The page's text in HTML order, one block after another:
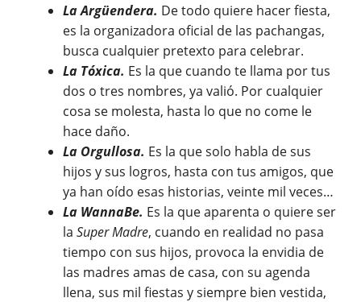
La Argüendera. De todo quiere hacer fiesta,
es la organizadora oficial de las pachangas,
busca cualquier pretexto para celebrar.
La Tóxica. Es la que cuando te llama por tus
dos o tres nombres, ya valió. Por cualquier
cosa se molesta, hasta lo que no come le
hace daño.
La Orgullosa. Es la que solo habla de sus
hijos y sus logros, hasta con tus amigos, que
ya han oído esas historias, veinte mil veces…
La WannaBe. Es la que aparenta o quiere ser
la Super Madre, cuando en realidad no pasa
tiempo con sus hijos, provoca la envidia de
las madres amas de casa, con su agenda
llena, sus mil fiestas y siempre bien vestida,